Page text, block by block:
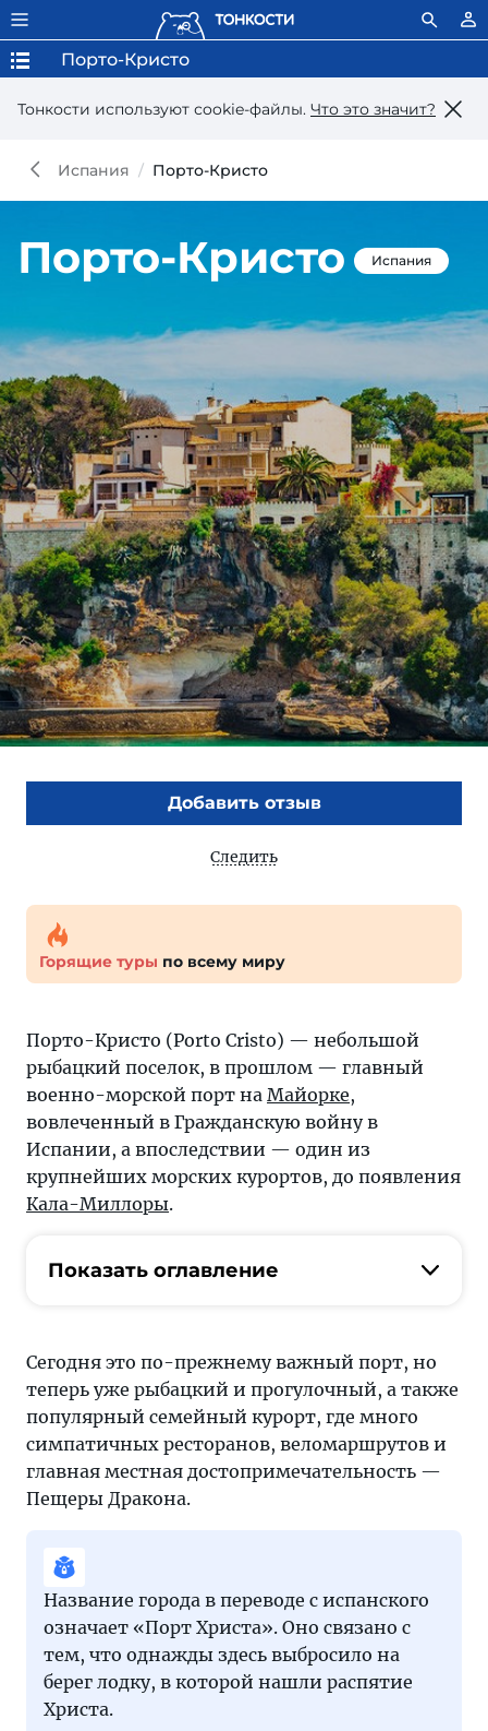
Тонкости используют сookie-файлы. Что это значит?
Порто-Кристо
Испания Порто-Кристо
Порто-Кристо Испания
Добавить отзыв
Следить
Горящие туры по всему миру
Порто-Кристо (Porto Cristo) — небольшой
рыбацкий поселок, в прошлом — главный
военно-морской порт на Майорке,
вовлеченный в Гражданскую войну в
Испании, а впоследствии — один из
крупнейших морских курортов, до появления
Кала-Миллоры.
Показать оглавление
Сегодня это по-прежнему важный порт, но
теперь уже рыбацкий и прогулочный, а также
популярный семейный курорт, где много
симпатичных ресторанов, веломаршрутов и
главная местная достопримечательность —
Пещеры Дракона.
Название города в переводе с испанского
означает «Порт Христа». Оно связано с
тем, что однажды здесь выбросило на
берег лодку, в которой нашли распятие
Христа.